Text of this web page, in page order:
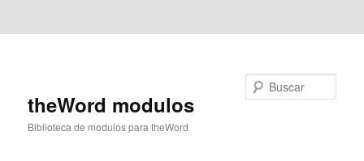
theWord modulos
Biblioteca de modulos para theWord